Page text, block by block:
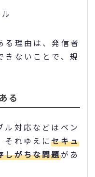
る理由は、発信者
きないことで、規
る
ル対応などはベン
それゆえにセキュ
しがちな問題があ